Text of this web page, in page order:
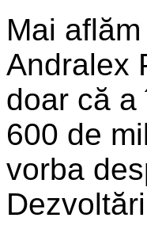
Mai
Andralex
doar că a
600 de
vorba